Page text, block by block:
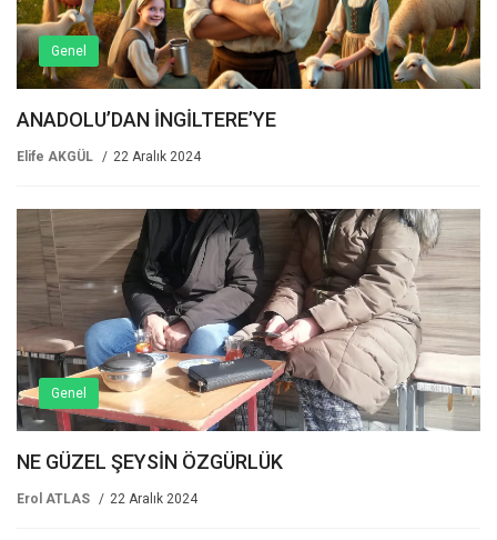
Genel
ANADOLU’DAN İNGİLTERE’YE
Elife AKGÜL 22 Aralık 2024
Genel
NE GÜZEL ŞEYSİN ÖZGÜRLÜK
Erol ATLAS 22 Aralık 2024